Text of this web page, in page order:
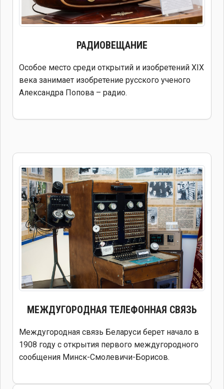
РАДИОВЕЩАНИЕ
Особое место среди открытий и изобретений XIX
века занимает изобретение русского ученого
Александра Попова – радио.
МЕЖДУГОРОДНАЯ ТЕЛЕФОННАЯ СВЯЗЬ
Междугородная связь Беларуси берет начало в
1908 году с открытия первого междугородного
сообщения Минск-Смолевичи-Борисов.